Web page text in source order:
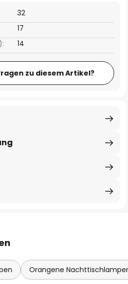
17
32
14
zu diesem Artikel?
Orangene